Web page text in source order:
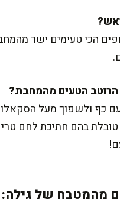
הכי טעימים ישר
כף ולשפוך מעל
טובלת בהם חתיכת לחם טרי
מהמטבח של גילה: